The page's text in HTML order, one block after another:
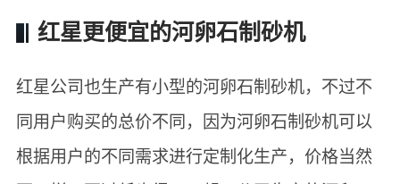
红星更便宜的河卵石制砂机
红星公司也生产有小型的河卵石制砂机，不过不
同用户购买的总价不同，因为河卵石制砂机可以
根据用户的不同需求进行定制化生产，价格当然